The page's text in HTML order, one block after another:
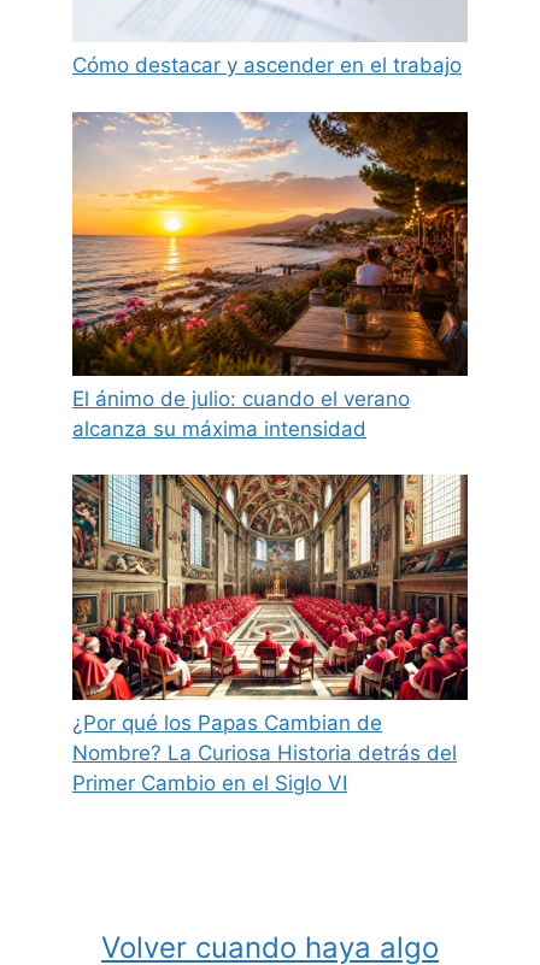
Cómo destacar y ascender en el trabajo
El ánimo de julio: cuando el verano
alcanza su máxima intensidad
¿Por qué los Papas Cambian de
Nombre? La Curiosa Historia detrás del
Primer Cambio en el Siglo VI
Volver cuando haya algo